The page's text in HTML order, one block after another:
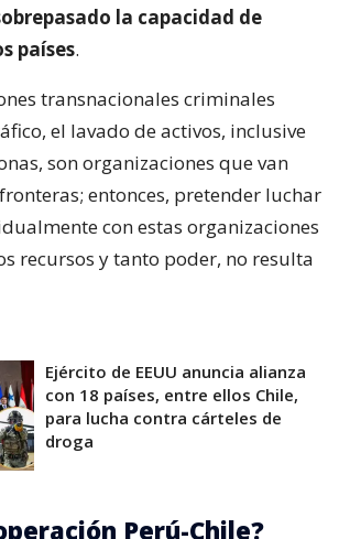
la capacidad de
países.
transnacionales criminales
el lavado de activos, inclusive
son organizaciones que van
entonces, pretender luchar
con estas organizaciones
recursos y tanto poder, no resulta
Ejército de EEUU anuncia alianza
con 18 países, entre ellos Chile,
para lucha contra cárteles de
droga
Perú-Chile?